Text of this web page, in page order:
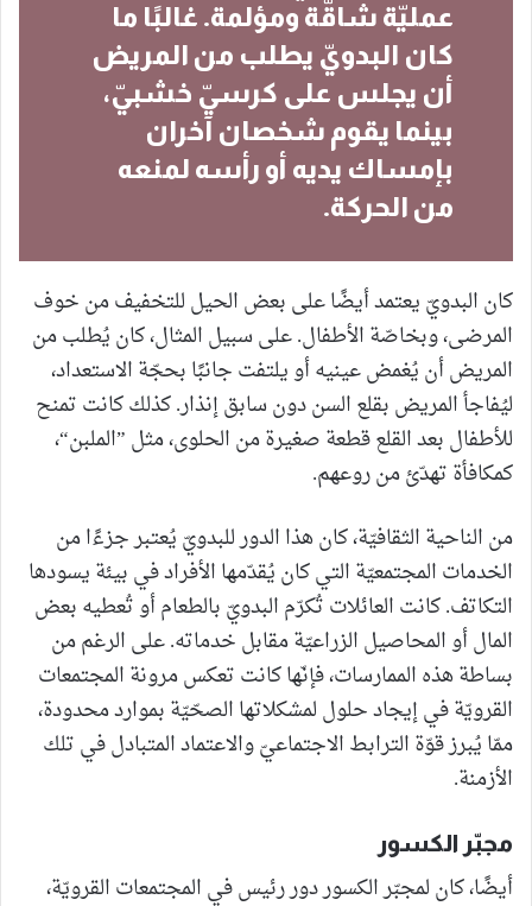
عمليّة شاقّة ومؤلمة. غالبًا ما
كان البدويّ يطلب من المريض
أن يجلس على كرسيّ خشبيّ،
بينما يقوم شخصان آخران
بإمساك يديه أو رأسه لمنعه
من الحركة.
كان البدويّ يعتمد أيضًا على بعض الحيل للتخفيف من خوف
المرضى، وبخاصّة الأطفال. على سبيل المثال، كان يُطلب من
المريض أن يُغمض عينيه أو يلتفت جانبًا بحجّة الاستعداد،
ليُفاجأ المريض بقلع السن دون سابق إنذار. كذلك كانت تمنح
للأطفال بعد القلع قطعة صغيرة من الحلوى، مثل ”الملبن“،
كمكافأة تهدّئ من روعهم.
من الناحية الثقافيّة، كان هذا الدور للبدويّ يُعتبر جزءًا من
الخدمات المجتمعيّة التي كان يُقدّمها الأفراد في بيئة يسودها
التكاتف. كانت العائلات تُكرّم البدويّ بالطعام أو تُعطيه بعض
المال أو المحاصيل الزراعيّة مقابل خدماته. على الرغم من
بساطة هذه الممارسات، فإنّها كانت تعكس مرونة المجتمعات
القرويّة في إيجاد حلول لمشكلاتها الصحّيّة بموارد محدودة،
ممّا يُبرز قوّة الترابط الاجتماعيّ والاعتماد المتبادل في تلك
الأزمنة.
مجبّر الكسور
أيضًا، كان لمجبّر الكسور دور رئيس في المجتمعات القرويّة،